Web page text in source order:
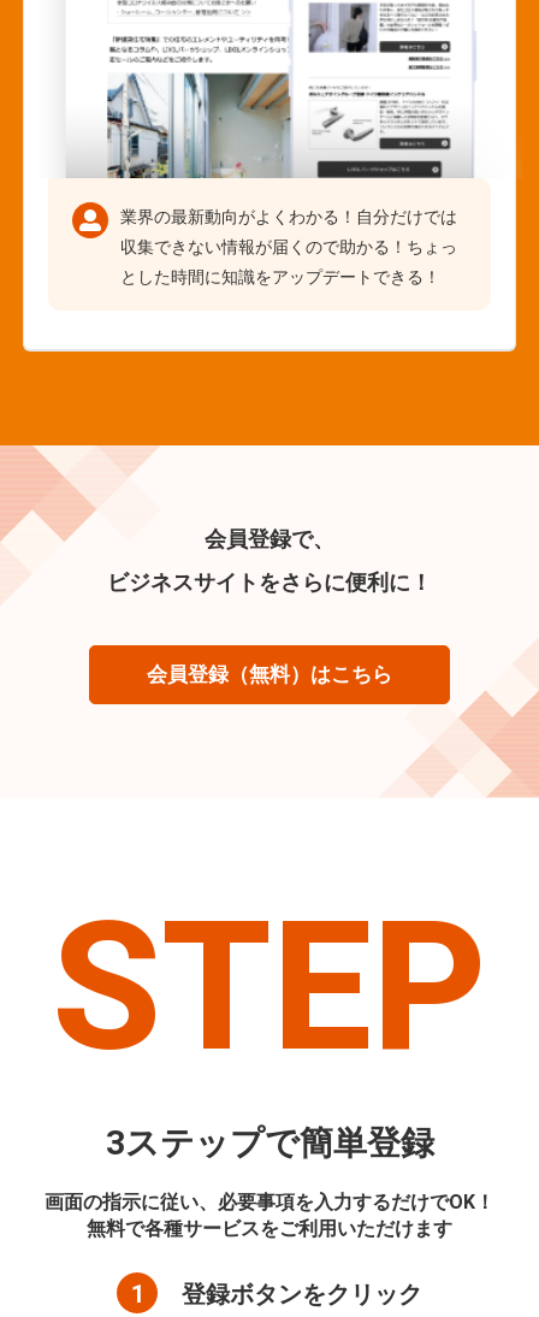
業界の最新動向がよくわかる！自分だけでは
収集できない情報が届くので助かる！ちょっ
とした時間に知識をアップデートできる！
会員登録で、
ビジネスサイトをさらに便利に！
会員登録（無料）はこちら
STEP
3ステップで簡単登録
画面の指示に従い、必要事項を入力するだけでOK！
無料で各種サービスをご利用いただけます
1 登録ボタンをクリック